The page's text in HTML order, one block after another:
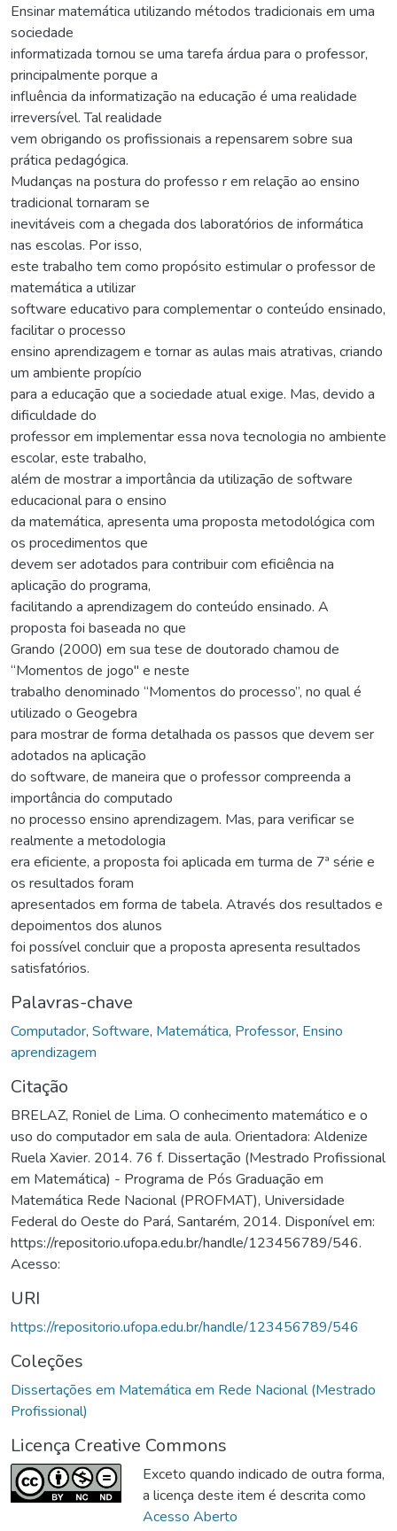
Ensinar matemática utilizando métodos tradicionais em uma
sociedade
informatizada tornou se uma tarefa árdua para o professor,
principalmente porque a
influência da informatização na educação é uma realidade
irreversível. Tal realidade
vem obrigando os profissionais a repensarem sobre sua
prática pedagógica.
Mudanças na postura do professo r em relação ao ensino
tradicional tornaram se
inevitáveis com a chegada dos laboratórios de informática
nas escolas. Por isso,
este trabalho tem como propósito estimular o professor de
matemática a utilizar
software educativo para complementar o conteúdo ensinado,
facilitar o processo
ensino aprendizagem e tornar as aulas mais atrativas, criando
um ambiente propício
para a educação que a sociedade atual exige. Mas, devido a
dificuldade do
professor em implementar essa nova tecnologia no ambiente
escolar, este trabalho,
além de mostrar a importância da utilização de software
educacional para o ensino
da matemática, apresenta uma proposta metodológica com
os procedimentos que
devem ser adotados para contribuir com eficiência na
aplicação do programa,
facilitando a aprendizagem do conteúdo ensinado. A
proposta foi baseada no que
Grando (2000) em sua tese de doutorado chamou de
“Momentos de jogo" e neste
trabalho denominado “Momentos do processo”, no qual é
utilizado o Geogebra
para mostrar de forma detalhada os passos que devem ser
adotados na aplicação
do software, de maneira que o professor compreenda a
importância do computado
no processo ensino aprendizagem. Mas, para verificar se
realmente a metodologia
era eficiente, a proposta foi aplicada em turma de 7ª série e
os resultados foram
apresentados em forma de tabela. Através dos resultados e
depoimentos dos alunos
foi possível concluir que a proposta apresenta resultados
satisfatórios.
Palavras-chave
Computador, Software, Matemática, Professor, Ensino
aprendizagem
Citação
BRELAZ, Roniel de Lima. O conhecimento matemático e o
uso do computador em sala de aula. Orientadora: Aldenize
Ruela Xavier. 2014. 76 f. Dissertação (Mestrado Profissional
em Matemática) - Programa de Pós Graduação em
Matemática Rede Nacional (PROFMAT), Universidade
Federal do Oeste do Pará, Santarém, 2014. Disponível em:
https://repositorio.ufopa.edu.br/handle/123456789/546.
Acesso:
URI
https://repositorio.ufopa.edu.br/handle/123456789/546
Coleções
Dissertações em Matemática em Rede Nacional (Mestrado
Profissional)
Licença Creative Commons
Exceto quando indicado de outra forma,
a licença deste item é descrita como
Acesso Aberto